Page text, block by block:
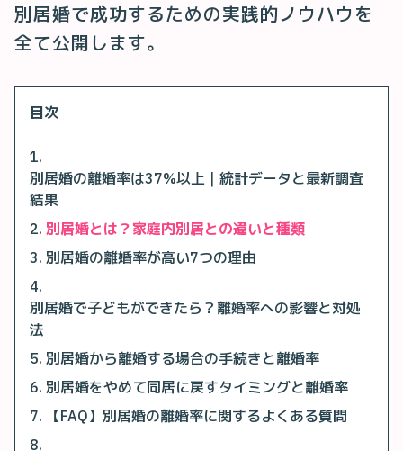
別居婚で成功するための実践的ノウハウを
全て公開します。
目次
別居婚の離婚率は37%以上｜統計データと最新調査
結果
別居婚とは？家庭内別居との違いと種類
別居婚の離婚率が高い7つの理由
別居婚で子どもができたら？離婚率への影響と対処
法
別居婚から離婚する場合の手続きと離婚率
別居婚をやめて同居に戻すタイミングと離婚率
【FAQ】別居婚の離婚率に関するよくある質問